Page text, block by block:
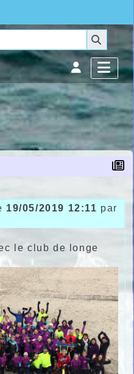
19/05/2019 12:11 par
le club de longe